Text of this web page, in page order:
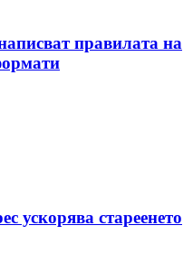
правилата на
ускорява стареенето